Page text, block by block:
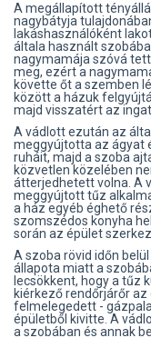
A megállapított
nagybátyja
lakáshasználóként
általa használt
nagymamája szóvá
meg, ezért a
követte őt a szemben
között a házuk
majd visszatért az
A vádlott ezután az
meggyújtotta az ágyat
ruháit, majd a szoba
közvetlen közelében
átterjedhetett volna. A
meggyújtott tűz
a ház egyéb éghető
szomszédos konyha
során az épület
A szoba rövid időn
állapota miatt a
lecsökkent, hogy a tűz
kiérkező rendőrjárőr
felmelegedett -
épületből kivitte. A
a szobában és annak